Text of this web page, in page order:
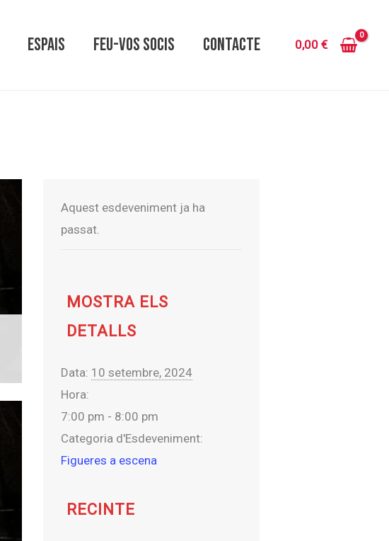
ESPAIS FEU-VOS SOCIS CONTACTE 0,00€
Aquest esdeveniment ja ha
passat.
MOSTRA ELS
DETALLS
Data: 10 setembre, 2024
Hora:
7:00 pm - 8:00 pm
Categoria d'Esdeveniment:
Figueres a escena
RECINTE